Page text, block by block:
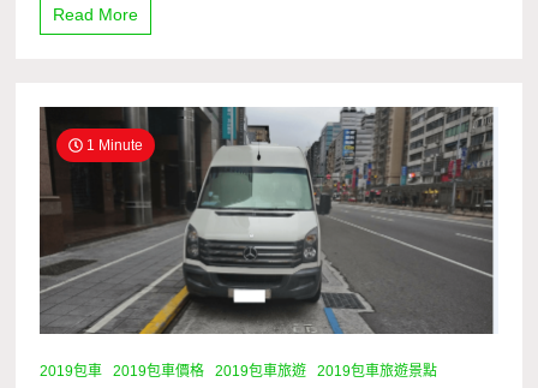
Read More
1 Minute
2019包車 2019包車價格 2019包車旅遊
2019包車旅遊景點